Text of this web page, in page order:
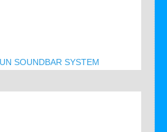
SOUNDBAR SYSTEM